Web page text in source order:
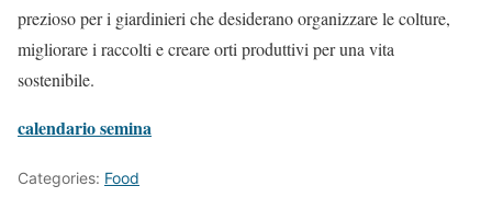
prezioso per i giardinieri che desiderano organizzare le colture,
migliorare i raccolti e creare orti produttivi per una vita
sostenibile.
calendario semina
Categories: Food